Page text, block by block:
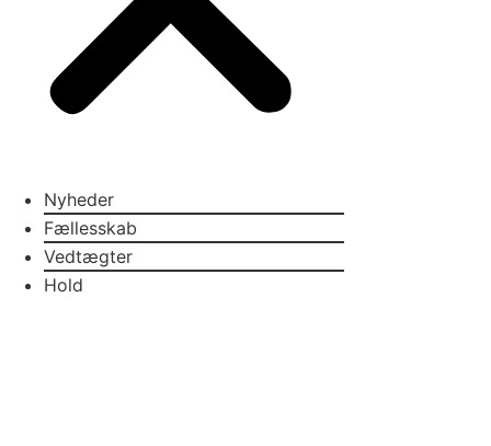
Nyheder
Fællesskab
Vedtægter
Hold